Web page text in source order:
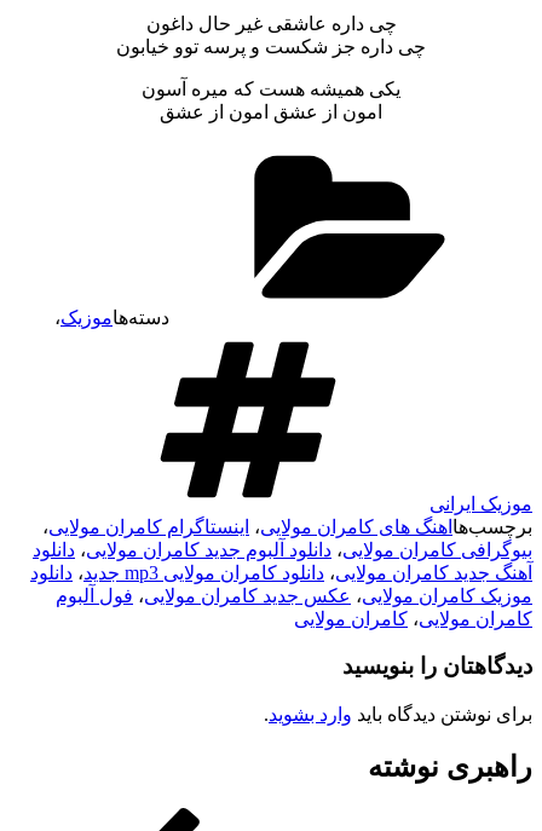
چی داره عاشقی غیر حال داغون
چی داره جز شکست و پرسه توو خیابون
یکی همیشه هست که میره آسون
امون از عشق امون از عشق
دسته‌هاموزیک،
موزیک ایرانی
برچسب‌ها اهنگ های کامران مولایی، اینستاگرام کامران مولایی،
بیوگرافی کامران مولایی، دانلود آلبوم جدید کامران مولایی، دانلود
آهنگ جدید کامران مولایی، دانلود کامران مولایی mp3 جدید ، دانلود
موزیک کامران مولایی، عکس جدید کامران مولایی، فول آلبوم
کامران مولایی، کامران مولایی
دیدگاهتان را بنویسید
برای نوشتن دیدگاه باید وارد بشوید.
راهبری نوشته